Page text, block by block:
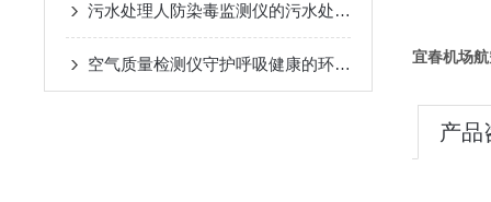
污水处理人防染毒监测仪的污水处理常规化验操作
空气质量检测仪守护呼吸健康的环境哨兵 宜春机场
产品